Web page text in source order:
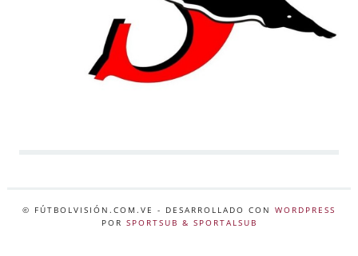
© FÚTBOLVISIÓN.COM.VE - DESARROLLADO CON WORDPRESS
POR SPORTSUB & SPORTALSUB